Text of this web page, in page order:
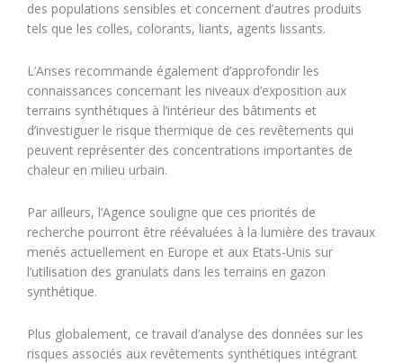
des populations sensibles et concernent d’autres produits
tels que les colles, colorants, liants, agents lissants.
L’Anses recommande également d’approfondir les
connaissances concernant les niveaux d’exposition aux
terrains synthétiques à l’intérieur des bâtiments et
d’investiguer le risque thermique de ces revêtements qui
peuvent représenter des concentrations importantes de
chaleur en milieu urbain.
Par ailleurs, l’Agence souligne que ces priorités de
recherche pourront être réévaluées à la lumière des travaux
menés actuellement en Europe et aux Etats-Unis sur
l’utilisation des granulats dans les terrains en gazon
synthétique.
Plus globalement, ce travail d’analyse des données sur les
risques associés aux revêtements synthétiques intégrant